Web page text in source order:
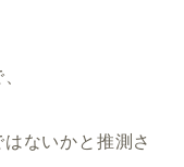
ないかと推測さ